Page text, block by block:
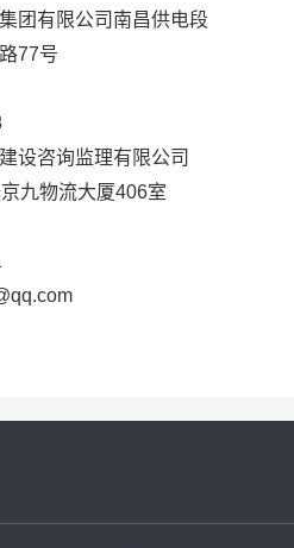
团有限公司 南昌供电段
77号
设咨询监理有限公司
九物流大厦406室